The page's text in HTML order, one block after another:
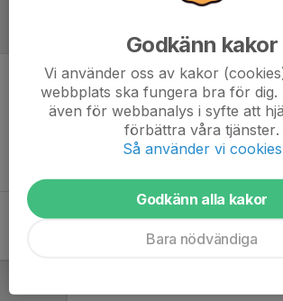
Inget skrivet
Godkänn kakor
Vi använder oss av kakor
webbplats ska fungera bra för dig.
även för webbanalys i syfte att
förbättra våra tjänster.
Så använder vi cookies
Godkänn alla kakor
Bara nödvändiga